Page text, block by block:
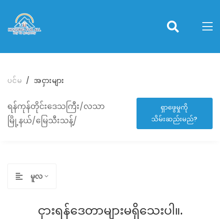
ပင်မ အငှားများ
ရန်ကုန်တိုင်းဒေသကြီး/လသာ
မြို့နယ်/မြေသီးသန့်/
ရှာဖွေမှုကို
သိမ်းဆည်းမည်?
မူလ
ငှားရန်ဒေတာများမရှိသေးပါ။.